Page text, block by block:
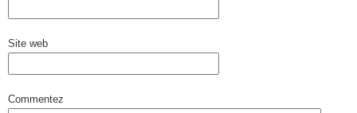
Site web
Commentez